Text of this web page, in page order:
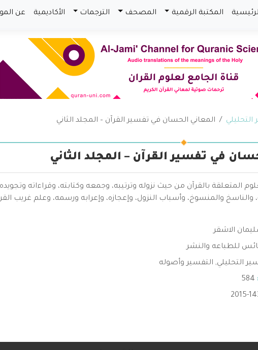
المكتبة الرقمية المصحف الترجمات الأكاديمية عن
التحليلي المعاني الحسان في تفسير القرآن – المجلد الثاني
في تفسير القرآن – المجلد الثاني
المتعلقة بالقرآن من حيث نزوله وترتيبه، وجمعه وكتابته، وقراءاته
والناسخ والمنسوخ، وأسباب النزول، وإعجازه، وإعرابه ورسمه، وعلم غريب
الاشقر
للطباعه والنشر
التحليلي, التفسير وأصوله
584